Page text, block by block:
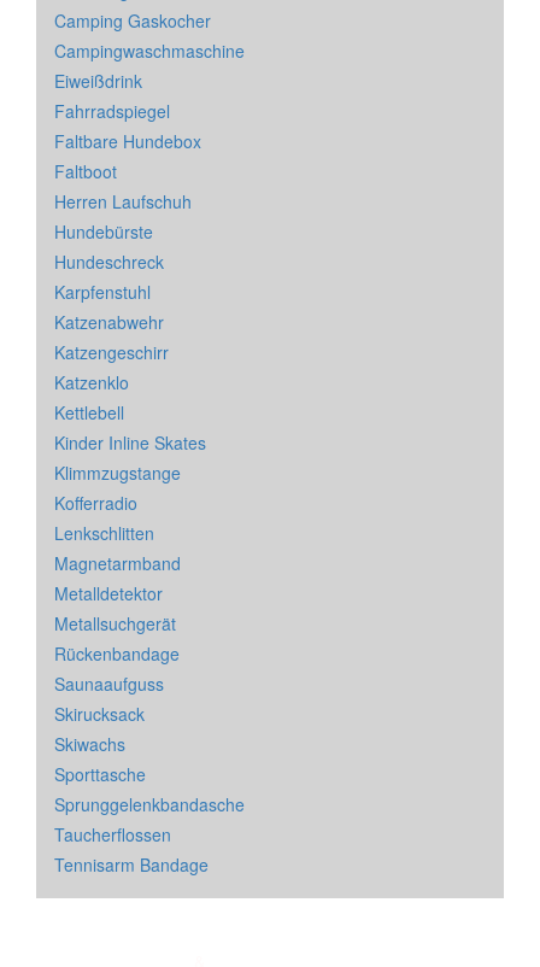
Camping Gaskocher
Campingwaschmaschine
Eiweißdrink
Fahrradspiegel
Faltbare Hundebox
Faltboot
Herren Laufschuh
Hundebürste
Hundeschreck
Karpfenstuhl
Katzenabwehr
Katzengeschirr
Katzenklo
Kettlebell
Kinder Inline Skates
Klimmzugstange
Kofferradio
Lenkschlitten
Magnetarmband
Metalldetektor
Metallsuchgerät
Rückenbandage
Saunaaufguss
Skirucksack
Skiwachs
Sporttasche
Sprunggelenkbandasche
Taucherflossen
Tennisarm Bandage